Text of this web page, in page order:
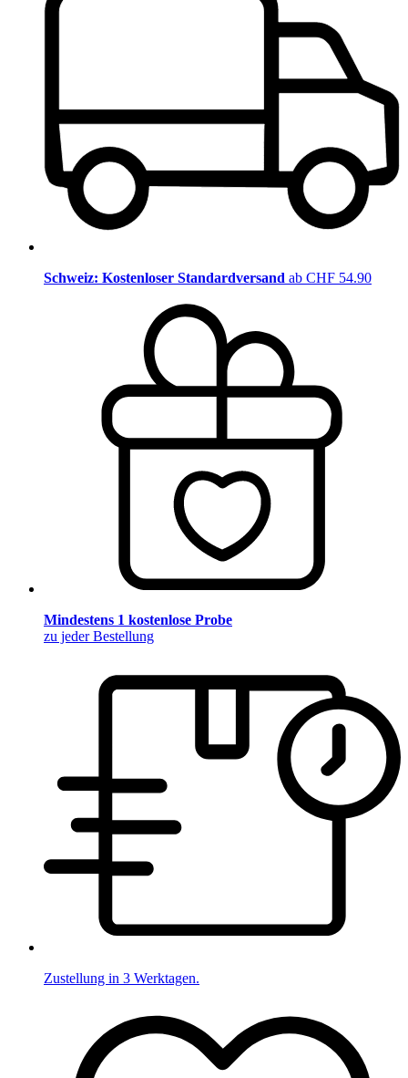
Schweiz: Kostenloser Standardversand ab CHF 54.90
Mindestens 1 kostenlose Probe
zu jeder Bestellung
Zustellung in 3 Werktagen.